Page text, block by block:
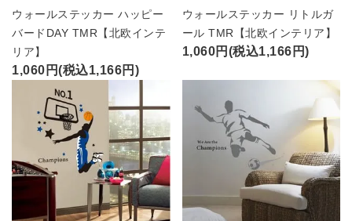
ウォールステッカー ハッピー
バードDAY TMR【北欧インテ
リア】
1,060円(税込1,166円)
ウォールステッカー リトルガ
ール TMR【北欧インテリア】
1,060円(税込1,166円)